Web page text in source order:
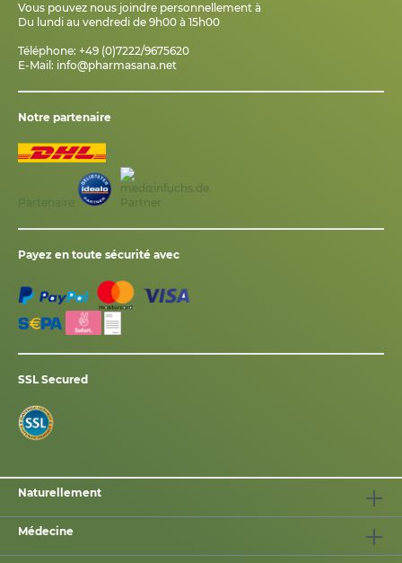
Vous pouvez nous joindre personnellement à
Du lundi au vendredi de 9h00 à 15h00
Téléphone: +49 (0)7222/9675620
E-Mail: info@pharmasana.net
Notre partenaire
Payez en toute sécurité avec
SSL Secured
Naturellement
Médecine